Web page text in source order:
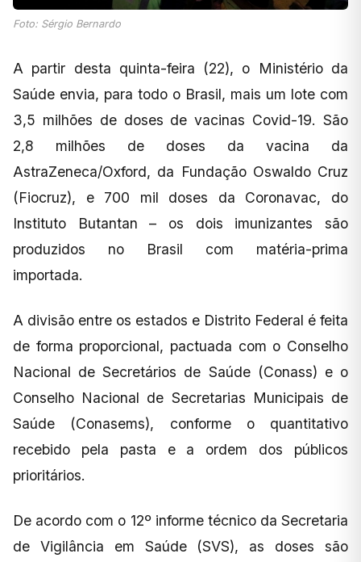
Foto: Sérgio Bernardo
A partir desta quinta-feira (22), o Ministério da
Saúde envia, para todo o Brasil, mais um lote com
3,5 milhões de doses de vacinas Covid-19. São
2,8 milhões de doses da vacina da
AstraZeneca/Oxford, da Fundação Oswaldo Cruz
(Fiocruz), e 700 mil doses da Coronavac, do
Instituto Butantan – os dois imunizantes são
produzidos no Brasil com matéria-prima
importada.
A divisão entre os estados e Distrito Federal é feita
de forma proporcional, pactuada com o Conselho
Nacional de Secretários de Saúde (Conass) e o
Conselho Nacional de Secretarias Municipais de
Saúde (Conasems), conforme o quantitativo
recebido pela pasta e a ordem dos públicos
prioritários.
De acordo com o 12º informe técnico da Secretaria
de Vigilância em Saúde (SVS), as doses são